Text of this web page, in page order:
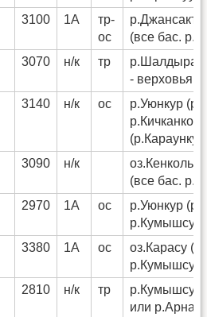
3100 1А
тр-
ос
(все бас.
3070 н/к тр
р.Шалдырак
- верховья
3140 н/к ос
р.Уюнкур
р.Кичканкол
3090 н/к
оз.Кенколь
(все бас.
2970 1А ос
р.Уюнкур
р.Кумышсу
3380 1А ос
оз.Карасу
р.Кумышсу
2810 н/к тр
р.Кумышсу -
или